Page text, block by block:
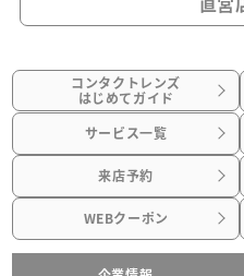
コンタクトレンズ
はじめてガイド
サービス一覧
来店予約
WEBクーポン